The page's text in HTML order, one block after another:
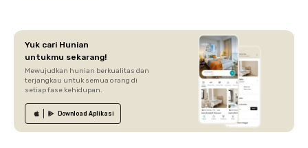
Yuk cari Hunian
untukmu sekarang!
Mewujudkan hunian berkualitas dan
terjangkau untuk semua orang di
setiap fase kehidupan.
Download Aplikasi